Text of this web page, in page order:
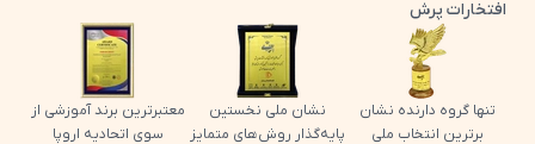
افتخارات پرش
تنها گروه دارنده نشان
برترین انتخاب ملی
نشان ملی نخستین
پایه‌گذار روش‌های متمایز
معتبرترین برند آموزشی از
سوی اتحادیه اروپا